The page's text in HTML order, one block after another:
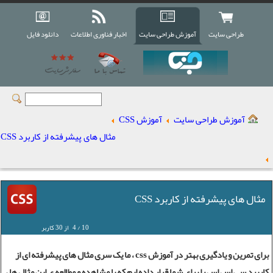
طراحی سایت آموزش طراحی سایت اخبار فناوری اطلاعات دانلود فایل
آموزش طراحی سایت
آموزش CSS
مثال های پیشرفته از کاربرد CSS
مثال های پیشرفته از کاربرد CSS
4/10 از30کاربر
برای تمرین و یادگیری بهتر در آموزش css ، ما یک سری مثال های پیشرفته ای از